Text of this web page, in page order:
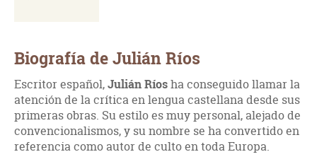
Biografía de Julián Ríos
Escritor español,Julián Ríosha conseguido llamar la
atención de la crítica en lengua castellana desde sus
primeras obras. Su estilo es muy personal, alejado de
convencionalismos, y su nombre se ha convertido en
referencia como autor de culto en toda Europa.